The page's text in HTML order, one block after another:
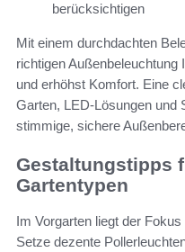
berücksichtigen
Mit einem durchdachten
richtigen
und erhöhst Komfort. Eine
Garten, LED-Lösungen und
stimmige, sichere
Gestaltungstipps
Gartentypen
Im Vorgarten liegt der
Setze dezente